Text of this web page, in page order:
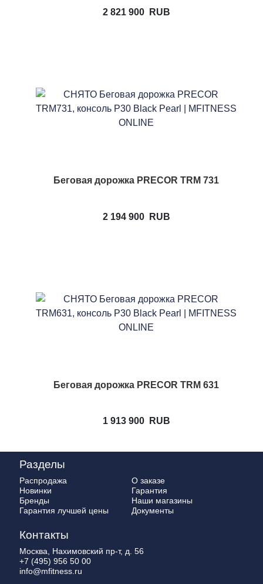
2 821 900 RUB
Беговая дорожка PRECOR TRM 731
2 194 900 RUB
Беговая дорожка PRECOR TRM 631
1 913 900 RUB
Разделы
Распродажа
Новинки
Бренды
Гарантия лучшей цены
О заказе
Гарантия
Наши магазины
Документы
Контакты
Москва, Нахимовский пр-т, д. 56
+7 (495) 956 50 00
info@mfitness.ru